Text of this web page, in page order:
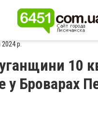
2024 р.
10
у Броварах